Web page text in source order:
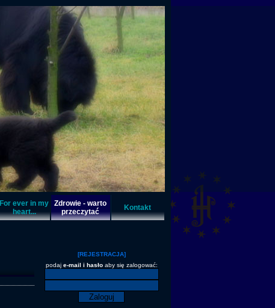
For ever in my
heart...
Zdrowie - warto
przeczytać
Kontakt
[REJESTRACJA]
podaj e-mail i hasłoaby się zalogować: